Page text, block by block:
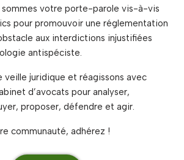
sommes votre porte-parole vis-à-vis
pour promouvoir une réglementation
aux interdictions injustifiées
antispéciste.
veille juridique et réagissons avec
d’avocats pour analyser,
proposer, défendre et agir.
communauté, adhérez !